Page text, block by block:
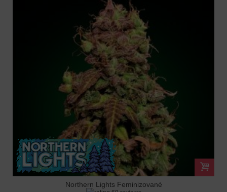
Northern Lights Feminizované